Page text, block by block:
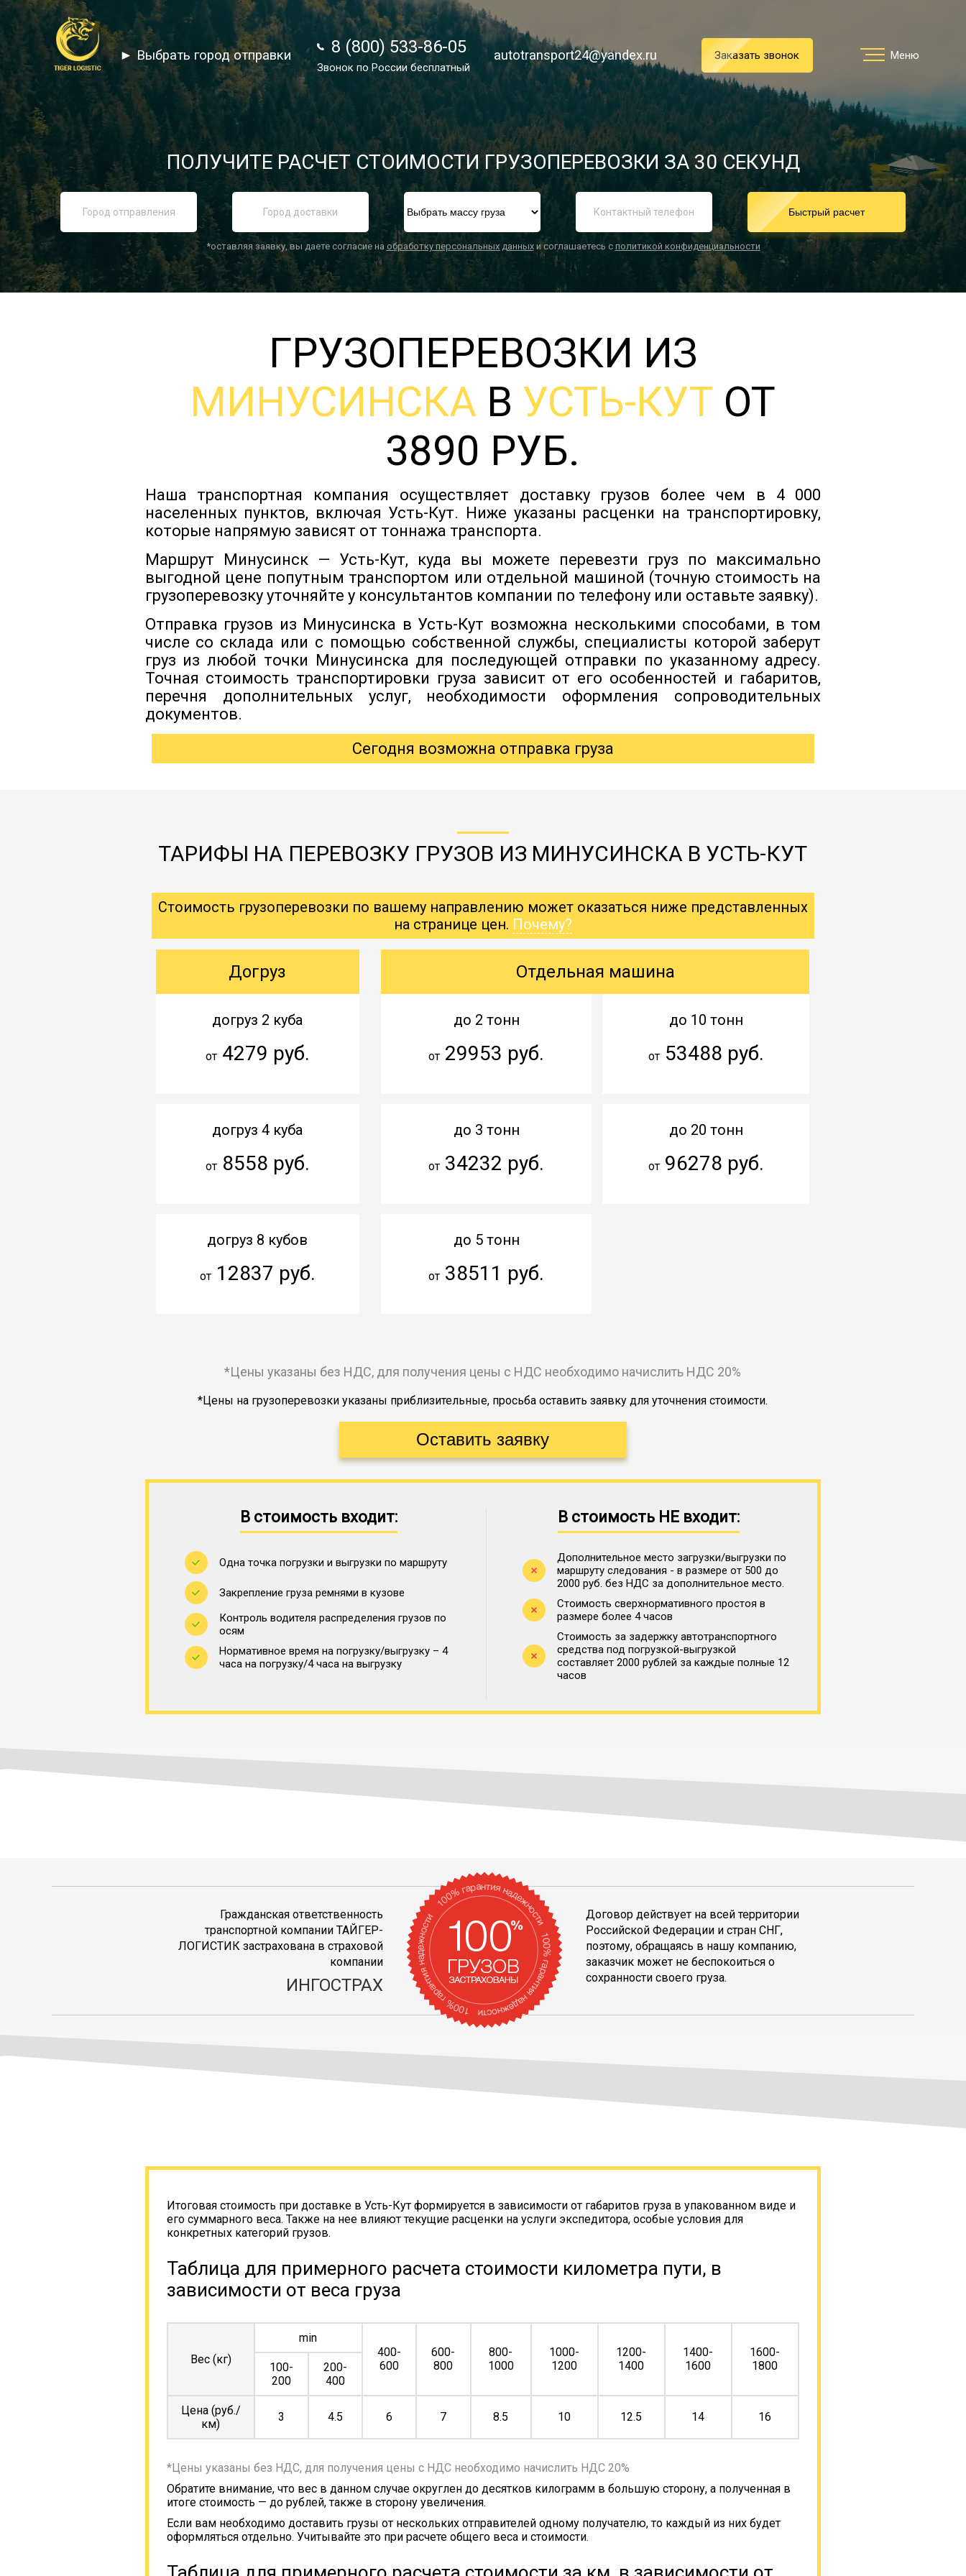
8 (800) 533-86-05
Звонок по России бесплатный
autotransport24@yandex.ru Заказать звонок Меню
Услуги
Преимущества
О компании
Отзывы
Новости
Документы
Контакты
► Выбрать город отправки 8 (800) 533-86-05
Звонок по России бесплатный
autotransport24@yandex.ru Заказать звонок Меню
ПОЛУЧИТЕ РАСЧЕТ СТОИМОСТИ ГРУЗОПЕРЕВОЗКИ ЗА 30 СЕКУНД
Быстрый расчет
*оставляя заявку, вы даете согласие на обработку персональных данныхи соглашаетесь с политикой конфиденциальности
ГРУЗОПЕРЕВОЗКИ ИЗ
МИНУСИНСКА В УСТЬ-КУТ ОТ
3890 РУБ.
Наша транспортная компания осуществляет доставку грузов более чем в 4 000
населенных пунктов, включая Усть-Кут. Ниже указаны расценки на транспортировку,
которые напрямую зависят от тоннажа транспорта.
Маршрут Минусинск — Усть-Кут, куда вы можете перевезти груз по максимально
выгодной цене попутным транспортом или отдельной машиной (точную стоимость на
грузоперевозку уточняйте у консультантов компании по телефону или оставьте заявку).
Отправка грузов из Минусинска в Усть-Кут возможна несколькими способами, в том
числе со склада или с помощью собственной службы, специалисты которой заберут
груз из любой точки Минусинска для последующей отправки по указанному адресу.
Точная стоимость транспортировки груза зависит от его особенностей и габаритов,
перечня дополнительных услуг, необходимости оформления сопроводительных
документов.
Сегодня возможна отправка груза
ТАРИФЫ НА ПЕРЕВОЗКУ ГРУЗОВ ИЗ МИНУСИНСКА В УСТЬ-КУТ
Стоимость грузоперевозки по вашему направлению может оказаться ниже представленных
на странице цен. Почему?
Догруз
догруз 2 куба
от4279 руб.
догруз 4 куба
от8558 руб.
догруз 8 кубов
от12837 руб.
Отдельная машина
до 2 тонн
от 29953 руб.
до 3 тонн
от 34232 руб.
до 5 тонн
от 38511 руб.
до 10 тонн
от53488 руб.
до 20 тонн
от96278 руб.
*Цены указаны без НДС, для получения цены с НДС необходимо начислить НДС 20%
*Цены на грузоперевозки указаны приблизительные, просьба оставить заявку для уточнения стоимости.
В стоимость входит:
Одна точка погрузки и выгрузки по маршруту
Закрепление груза ремнями в кузове
Контроль водителя распределения грузов по
осям
Нормативное время на погрузку/выгрузку – 4
часа на погрузку/4 часа на выгрузку
В стоимость НЕ входит:
Дополнительное место загрузки/выгрузки по
маршруту следования - в размере от 500 до
2000 руб. без НДС за дополнительное место.
Стоимость сверхнормативного простоя в
размере более 4 часов
Стоимость за задержку автотранспортного
средства под погрузкой-выгрузкой
составляет 2000 рублей за каждые полные 12
часов
Гражданская ответственность
транспортной компании ТАЙГЕР-
ЛОГИСТИК застрахована в страховой
компании
ИНГОСТРАХ
Договор действует на всей территории
Российской Федерации и стран СНГ,
поэтому, обращаясь в нашу компанию,
заказчик может не беспокоиться о
сохранности своего груза.
Итоговая стоимость при доставке в Усть-Кут формируется в зависимости от габаритов груза в упакованном виде и
его суммарного веса. Также на нее влияют текущие расценки на услуги экспедитора, особые условия для
конкретных категорий грузов.
Таблица для примерного расчета стоимости километра пути, в
зависимости от веса груза
Вес (кг)
min
400-
600
600-
800
800-
1000
1000-
1200
1200-
1400
1400-
1600
1600-
1800
100-
200
200-
400
Цена (руб./
км)
3 4.5 6 7 8.5 10 12.5 14 16
*Цены указаны без НДС, для получения цены с НДС необходимо начислить НДС 20%
Обратите внимание, что вес в данном случае округлен до десятков килограмм в большую сторону, а полученная в
итоге стоимость — до рублей, также в сторону увеличения.
Если вам необходимо доставить грузы от нескольких отправителей одному получателю, то каждый из них будет
оформляться отдельно. Учитывайте это при расчете общего веса и стоимости.